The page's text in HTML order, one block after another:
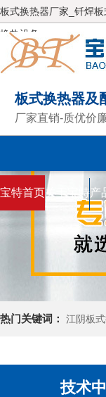
板式换热器厂家_钎焊
换热设备
板式换热器及
厂家直销-质优价
宝特首页关于宝特产
热门关键词： 江阴板
技术